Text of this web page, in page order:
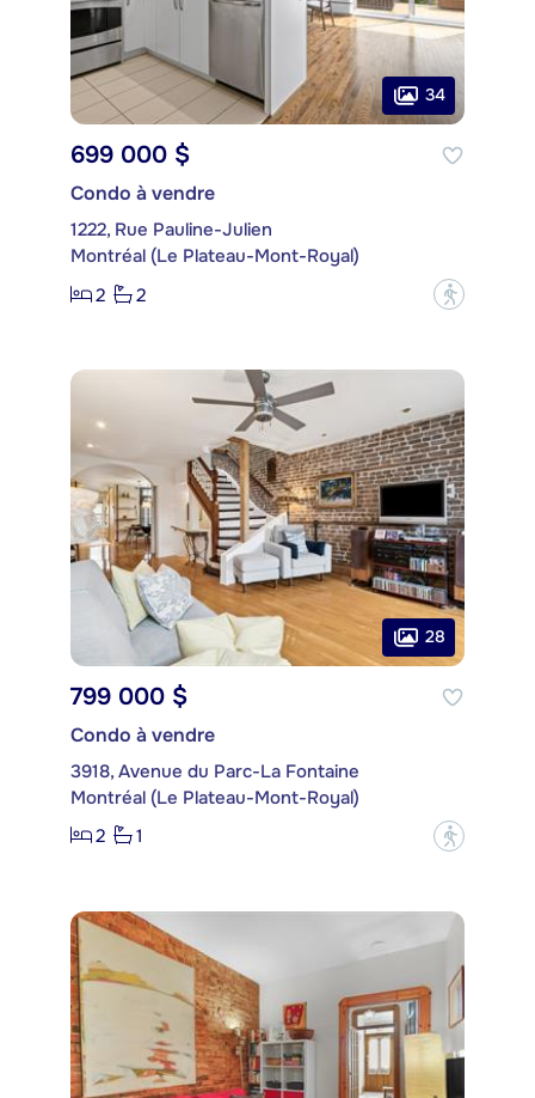
34
699 000 $
Condo à vendre
1222, Rue Pauline-Julien
Montréal (Le Plateau-Mont-Royal)
2
2 ?
28
799 000 $
Condo à vendre
3918, Avenue du Parc-La Fontaine
Montréal (Le Plateau-Mont-Royal)
2
1 ?